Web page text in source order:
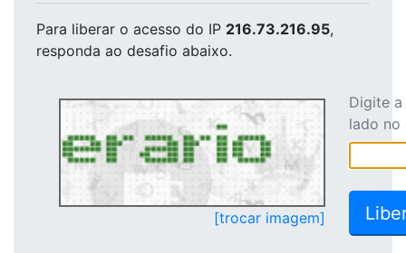
Para liberar o acesso do IP 216.73.216.95,
responda ao desafio abaixo.
[trocar imagem]
Digite
lado no